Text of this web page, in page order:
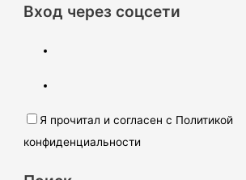
Вход через соцсети
Я прочитал и согласен с Политикой
конфиденциальности